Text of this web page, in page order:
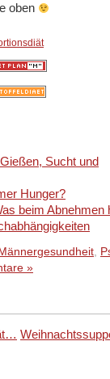
oben
Sucht und
Hunger?
beim
Männergesundheit,
»